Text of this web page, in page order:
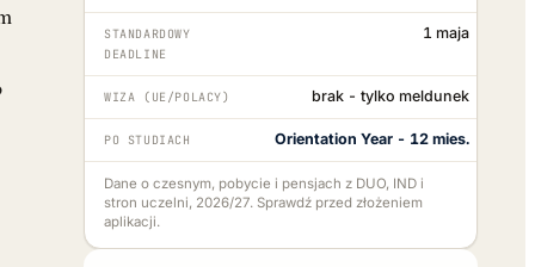
STANDARDOWY
DEADLINE
1 maja
WIZA (UE/POLACY) brak - tylko meldunek
PO STUDIACH Orientation Year - 12 mies.
Dane o czesnym, pobycie i pensjach z DUO, IND i
stron uczelni, 2026/27. Sprawdź przed złożeniem
aplikacji.